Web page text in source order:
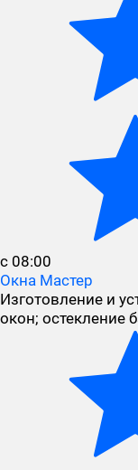
с 08:00
Окна Мастер
Изготовление и
окон; остекление